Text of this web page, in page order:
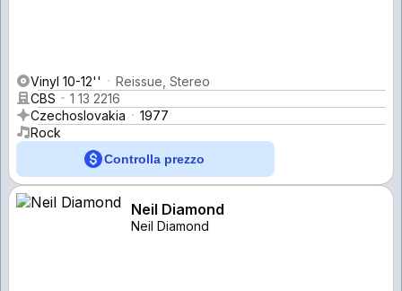
Vinyl 10-12''
Reissue, Stereo
CBS
1 13 2216
Czechoslovakia
1977
Rock
Controlla prezzo
Neil Diamond
Neil Diamond